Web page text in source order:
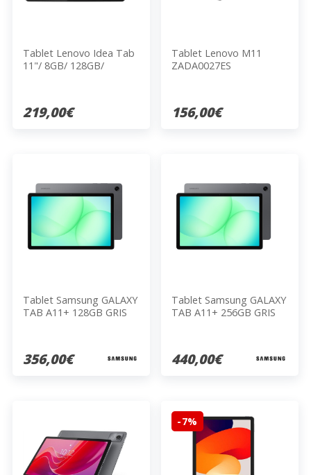
Tablet Lenovo Idea Tab
11"/ 8GB/ 128GB/
219,00€
Tablet Lenovo M11
ZADA0027ES
156,00€
Tablet Samsung GALAXY
TAB A11+ 128GB GRIS
356,00€
Tablet Samsung GALAXY
TAB A11+ 256GB GRIS
440,00€
-7%